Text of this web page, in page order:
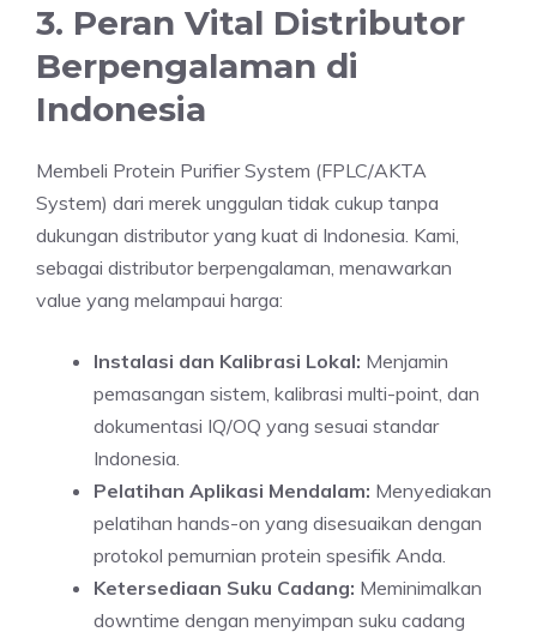
3. Peran Vital Distributor
Berpengalaman di
Indonesia
Membeli Protein Purifier System (FPLC/AKTA
System) dari merek unggulan tidak cukup tanpa
dukungan distributor yang kuat di Indonesia. Kami,
sebagai distributor berpengalaman, menawarkan
value yang melampaui harga:
Instalasi dan Kalibrasi Lokal: Menjamin
pemasangan sistem, kalibrasi multi-point, dan
dokumentasi IQ/OQ yang sesuai standar
Indonesia.
Pelatihan Aplikasi Mendalam: Menyediakan
pelatihan hands-on yang disesuaikan dengan
protokol pemurnian protein spesifik Anda.
Ketersediaan Suku Cadang: Meminimalkan
downtime dengan menyimpan suku cadang